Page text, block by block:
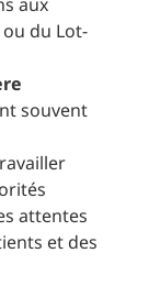
du Lot-
souvent
attentes
et des